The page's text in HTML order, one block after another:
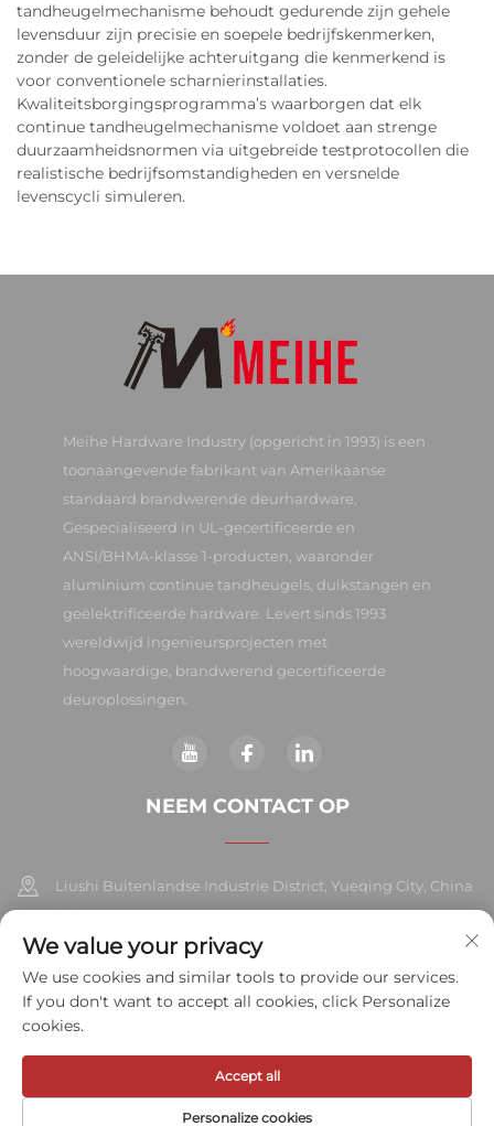
tandheugelmechanisme behoudt gedurende zijn gehele
levensduur zijn precisie en soepele bedrijfskenmerken,
zonder de geleidelijke achteruitgang die kenmerkend is
voor conventionele scharnierinstallaties.
Kwaliteitsborgingsprogramma’s waarborgen dat elk
continue tandheugelmechanisme voldoet aan strenge
duurzaamheidsnormen via uitgebreide testprotocollen die
realistische bedrijfsomstandigheden en versnelde
levenscycli simuleren.
Meihe Hardware Industry (opgericht in 1993) is een
toonaangevende fabrikant van Amerikaanse
standaard brandwerende deurhardware.
Gespecialiseerd in UL-gecertificeerde en
ANSI/BHMA-klasse 1-producten, waaronder
aluminium continue tandheugels, duikstangen en
geëlektrificeerde hardware. Levert sinds 1993
wereldwijd ingenieursprojecten met
hoogwaardige, brandwerend gecertificeerde
deuroplossingen.
NEEM CONTACT OP
Liushi Buitenlandse Industrie District, Yueqing City, China
325604
+86-577-57572007
[email protected]
Copyright © 2026 Meihe Hardware Industry Co., Ltd. Alle rechten
voorbehouden. Privacybeleid
We value your privacy
We use cookies and similar tools to provide our services.
If you don't want to accept all cookies, click Personalize
cookies.
Personalize cookies
Accept all